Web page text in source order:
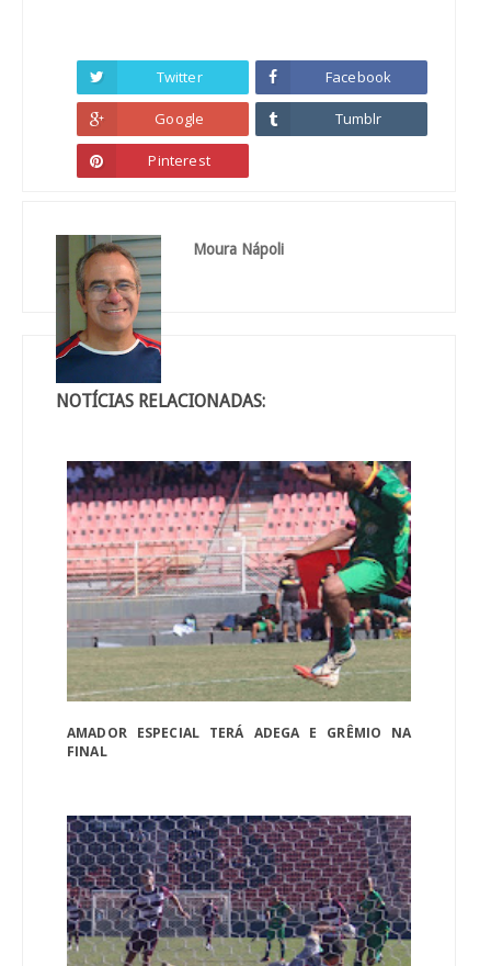
Twitter Facebook
Google Tumblr
Pinterest
Moura Nápoli
NOTÍCIAS RELACIONADAS:
AMADOR ESPECIAL TERÁ ADEGA E GRÊMIO NA
FINAL